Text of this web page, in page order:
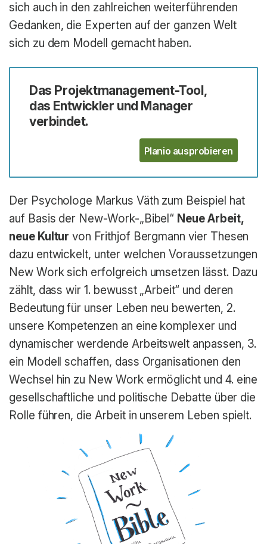
sich auch in den zahlreichen weiterführenden
Gedanken, die Experten auf der ganzen Welt
sich zu dem Modell gemacht haben.
Das Projektmanagement-Tool,
das Entwickler und Manager
verbindet.
Planio ausprobieren
Der Psychologe Markus Väth zum Beispiel hat
auf Basis der New-Work-„Bibel“ Neue Arbeit,
neue Kultur von Frithjof Bergmann vier Thesen
dazu entwickelt, unter welchen Voraussetzungen
New Work sich erfolgreich umsetzen lässt. Dazu
zählt, dass wir 1. bewusst „Arbeit“ und deren
Bedeutung für unser Leben neu bewerten, 2.
unsere Kompetenzen an eine komplexer und
dynamischer werdende Arbeitswelt anpassen, 3.
ein Modell schaffen, dass Organisationen den
Wechsel hin zu New Work ermöglicht und 4. eine
gesellschaftliche und politische Debatte über die
Rolle führen, die Arbeit in unserem Leben spielt.